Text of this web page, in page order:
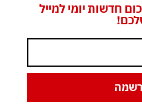
חדשות יומי למייל